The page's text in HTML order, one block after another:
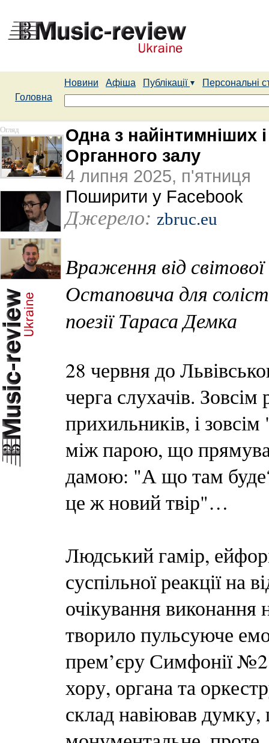
Новини Афіша Публікації
Персональні
Головна
Огляд
Одна з найінтимніших
Органного залу
4 липня 2025, п'ятниця
Поширити у Facebook
Джерело: zbruc.eu
Враження від
Остаповича для
поезії Тараса Демка
28 червня до
черга слухачів. Зовсім
прихильників, і
між парою, що
дамою: "А що там
це ж новий твір"…
Людський гамір,
суспільної реакції на
очікування виконання
творило пульсуюче
прем’єру Симфонії №2
хору, органа та
склад навіював